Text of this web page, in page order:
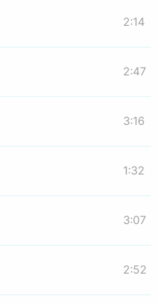
2:14
2:47
3:16
1:32
3:07
2:52